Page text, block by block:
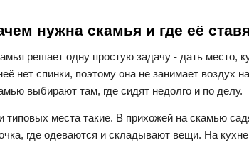
нужна скамья и где её
решает одну простую задачу - дать место,
нет спинки, поэтому она не занимает воздух
выбирают там, где сидят недолго и по делу.
типовых места такие. В прихожей на скамью
где одеваются и складывают вещи. На